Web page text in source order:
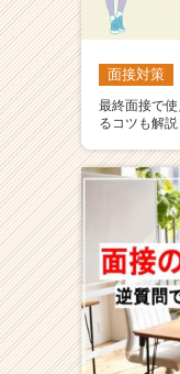
面接対策
最終面接で
るコツも解説